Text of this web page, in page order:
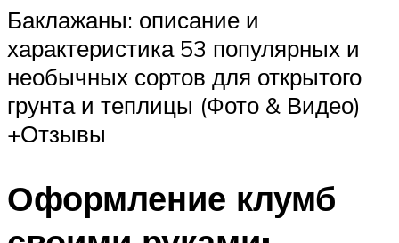
Баклажаны: описание и
характеристика 53 популярных и
необычных сортов для открытого
грунта и теплицы (Фото & Видео)
+Отзывы
Оформление клумб